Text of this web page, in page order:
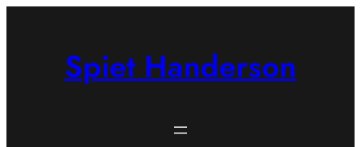
Spiet Handerson